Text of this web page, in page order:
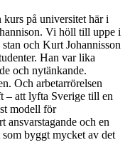
kurs på universitet här i
Vi höll till uppe i
och Kurt Johannisson
Han var lika
och nytänkande.
Och arbetarrörelsen
– att lyfta Sverige till en
modell för
ansvarstagande och en
byggt mycket av det